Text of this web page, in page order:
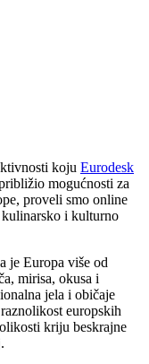
koju Eurodesk
mogućnosti za
proveli smo online
i kulturno
je Europa više od
mirisa, okusa i
jela i običaje
europskih
kriju beskrajne